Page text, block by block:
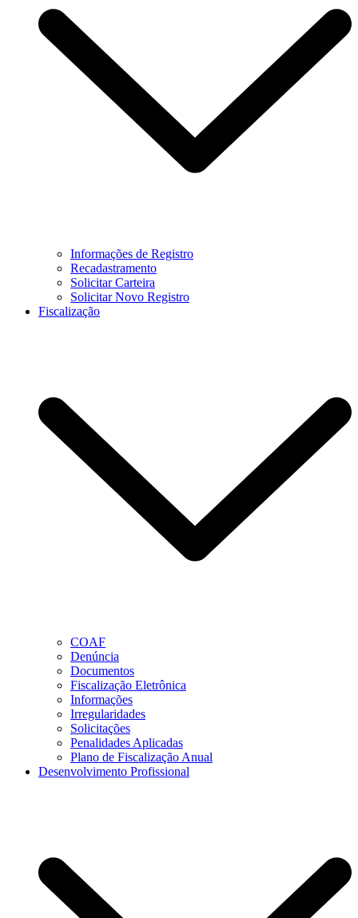
Informações de Registro
Recadastramento
Solicitar Carteira
Solicitar Novo Registro
Fiscalização
COAF
Denúncia
Documentos
Fiscalização Eletrônica
Informações
Irregularidades
Solicitações
Penalidades Aplicadas
Plano de Fiscalização Anual
Desenvolvimento Profissional